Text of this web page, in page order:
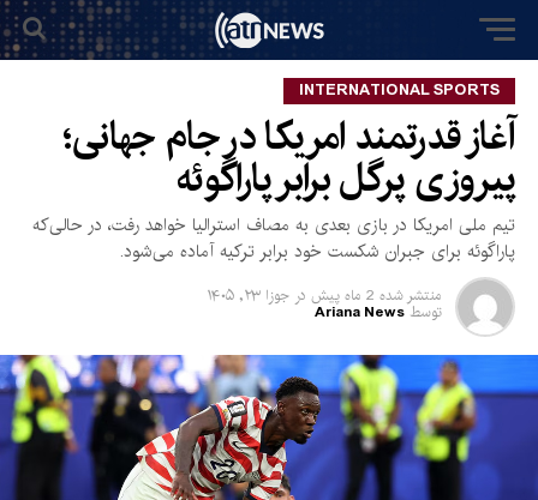
INTERNATIONAL SPORTS
آغاز قدرتمند امریکا در جام جهانی؛
پیروزی پرگل برابر پاراگوئه
تیم ملی امریکا در بازی بعدی به مصاف استرالیا خواهد رفت، در حالی‌که
پاراگوئه برای جبران شکست خود برابر ترکیه آماده می‌شود.
منتشر شده 2 ماه پیش در جوزا ۲۳, ۱۴۰۵
توسط Ariana News